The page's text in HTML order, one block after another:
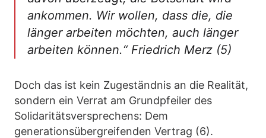
ankommen. Wir wollen, dass die, die
länger arbeiten möchten, auch länger
arbeiten können.“ Friedrich Merz (5)
Doch das ist kein Zugeständnis an die Realität,
sondern ein Verrat am Grundpfeiler des
Solidaritätsversprechens: Dem
generationsübergreifenden Vertrag (6).